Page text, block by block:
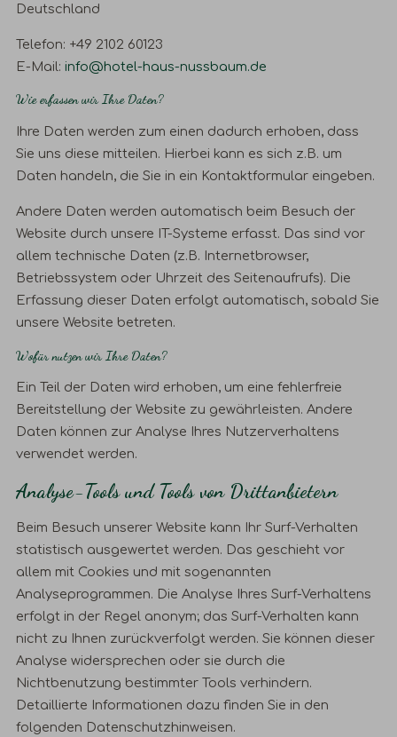
Deutschland
Telefon: +49 2102 60123
E-Mail:info@hotel-haus-nussbaum.de
Wie erfassen wir Ihre Daten?
Ihre Daten werden zum einen dadurch erhoben, dass
Sie uns diese mitteilen. Hierbei kann es sich z.B. um
Daten handeln, die Sie in ein Kontaktformular eingeben.
Andere Daten werden automatisch beim Besuch der
Website durch unsere IT-Systeme erfasst. Das sind vor
allem technische Daten (z.B. Internetbrowser,
Betriebssystem oder Uhrzeit des Seitenaufrufs). Die
Erfassung dieser Daten erfolgt automatisch, sobald Sie
unsere Website betreten.
Wofür nutzen wir Ihre Daten?
Ein Teil der Daten wird erhoben, um eine fehlerfreie
Bereitstellung der Website zu gewährleisten. Andere
Daten können zur Analyse Ihres Nutzerverhaltens
verwendet werden.
Analyse-Tools und Tools von Drittanbietern
Beim Besuch unserer Website kann Ihr Surf-Verhalten
statistisch ausgewertet werden. Das geschieht vor
allem mit Cookies und mit sogenannten
Analyseprogrammen. Die Analyse Ihres Surf-Verhaltens
erfolgt in der Regel anonym; das Surf-Verhalten kann
nicht zu Ihnen zurückverfolgt werden. Sie können dieser
Analyse widersprechen oder sie durch die
Nichtbenutzung bestimmter Tools verhindern.
Detaillierte Informationen dazu finden Sie in den
folgenden Datenschutzhinweisen.